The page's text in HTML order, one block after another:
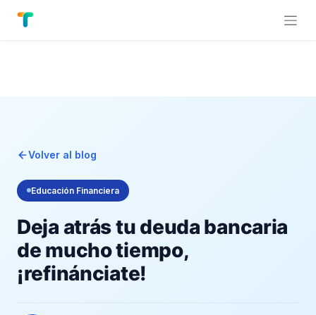
Volver al blog
Educación Financiera
Deja atrás tu deuda bancaria
de mucho tiempo,
¡refinánciate!